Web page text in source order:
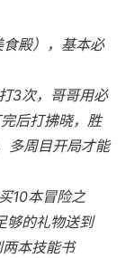
殿），基本必
3次，哥哥用必
后打拂晓，胜
多周目开局才能
10本冒险之
够的礼物送到
本技能书